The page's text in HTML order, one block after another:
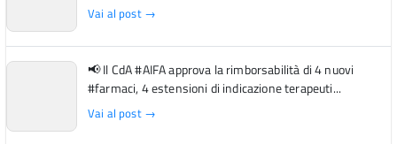
Vai al post →
📢 Il CdA #AIFA approva la rimborsabilità di 4 nuovi
#farmaci, 4 estensioni di indicazione terapeuti...
Vai al post →